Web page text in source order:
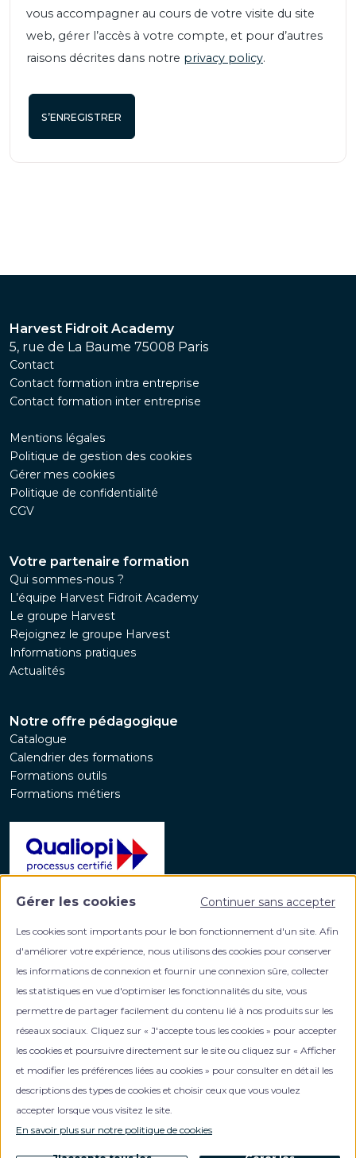
vous accompagner au cours de votre visite du site
web, gérer l’accès à votre compte, et pour d’autres
raisons décrites dans notre privacy policy.
S’ENREGISTRER
Harvest Fidroit Academy
5, rue de La Baume 75008 Paris
Contact
Contact formation intra entreprise
Contact formation inter entreprise
Mentions légales
Politique de gestion des cookies
Gérer mes cookies
Politique de confidentialité
CGV
Votre partenaire formation
Qui sommes-nous ?
L’équipe Harvest Fidroit Academy
Le groupe Harvest
Rejoignez le groupe Harvest
Informations pratiques
Actualités
Notre offre pédagogique
Catalogue
Calendrier des formations
Formations outils
Formations métiers
catégorie d'action suivante :
ACTIONS DE FORMATION
Votre partenaire formation en gestion de patrimoine
NOUS CONTACTER
Gérer les cookies Continuer sans accepter
Les cookies sont importants pour le bon fonctionnement d'un site. Afin
d'améliorer votre expérience, nous utilisons des cookies pour conserver
les informations de connexion et fournir une connexion sûre, collecter
les statistiques en vue d'optimiser les fonctionnalités du site, vous
permettre de partager facilement du contenu lié à nos produits sur les
réseaux sociaux. Cliquez sur « J'accepte tous les cookies » pour accepter
les cookies et poursuivre directement sur le site ou cliquez sur « Afficher
et modifier les préférences liées au cookies » pour consulter en détail les
descriptions des types de cookies et choisir ceux que vous voulez
accepter lorsque vous visitez le site.
En savoir plus sur notre politique de cookies